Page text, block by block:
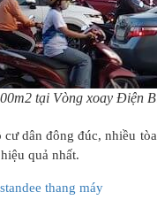
tại Vòng xoay Điện
dân đông đúc, nhiều
quả nhất.
thang máy